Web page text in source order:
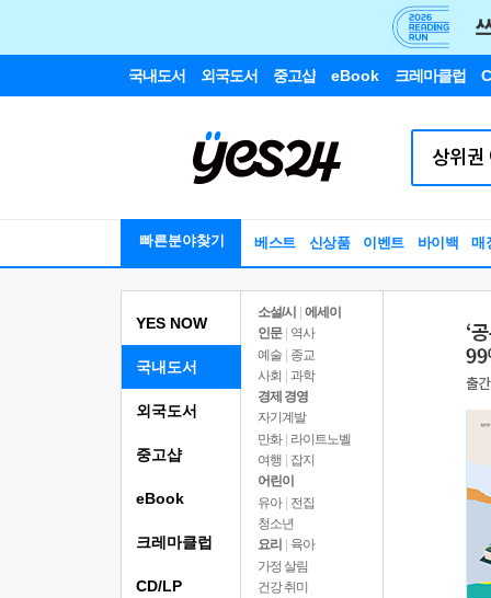
국내도서 외국도서 중고샵 eBook 크레마클럽
빠른분야찾기 베스트 신상품 이벤트 바이백 매
YES NOW
국내도서
소설/시
에세이
인문
역사
예술 | 종교
사회 | 과학
경제 경영
자기계발
만화 | 라이트노벨
여행
잡지
어린이
유아 | 전집
청소년
요리
육아
가정 살림
건강 취미
외국도서
중고샵
eBook
크레마클럽
CD/LP